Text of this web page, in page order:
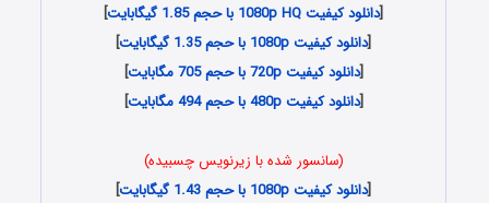
[دانلود کیفیت 1080p HQ با حجم 1.85 گیگابایت
]
[دانلود کیفیت 1080p با حجم 1.35 گیگابایت
]
[دانلود کیفیت 720p با حجم 705 مگابایت
]
[دانلود کیفیت 480p با حجم 494 مگابایت ]
(سانسور شده با زیرنویس چسبیده)
[دانلود کیفیت 1080p با حجم 1.43 گیگابایت
]